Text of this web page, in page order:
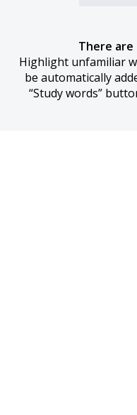
There
Highlight unfamiliar
be automatically
“Study words”